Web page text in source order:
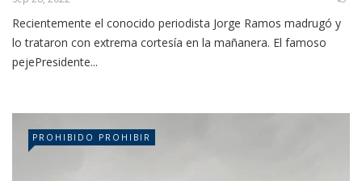
Recientemente el conocido periodista Jorge Ramos madrugó y
lo trataron con extrema cortesía en la mañanera. El famoso
pejePresidente...
PROHIBIDO PROHIBIR